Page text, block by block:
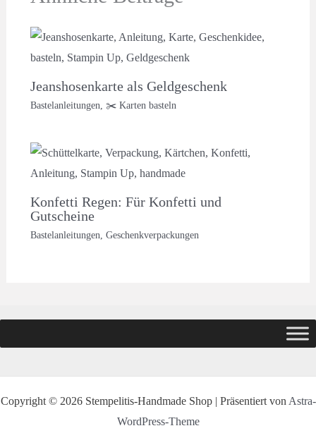
Jeanshosenkarte als Geldgeschenk
Bastelanleitungen ✂️ Karten basteln
Konfetti Regen: Für Konfetti und
Gutscheine
Bastelanleitungen Geschenkverpackungen
Copyright © 2026 Stempelitis-Handmade Shop | Präsentiert von Astra-
WordPress-Theme